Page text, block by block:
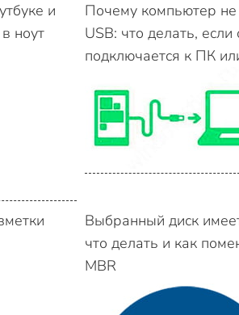
и
ноут
Почему компьютер
USB: что делать,
подключается к ПК
Выбранный диск
что делать и как
MBR